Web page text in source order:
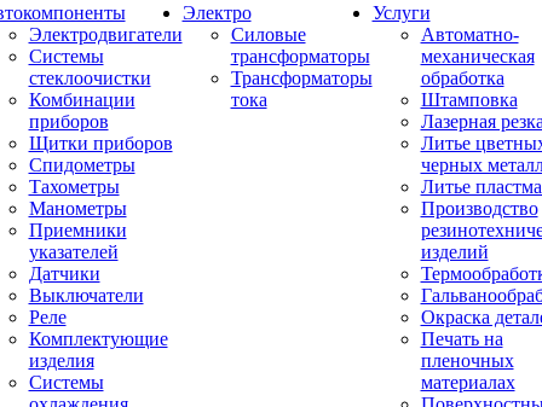
Электродвигатели
Системы
стеклоочистки
Комбинации
приборов
Щитки приборов
Спидометры
Тахометры
Манометры
Приемники
указателей
Датчики
Выключатели
Реле
Комплектующие
изделия
Системы
Электро
Силовые
трансформаторы
Трансформаторы
тока
Услуги
Автоматно-
механическая
обработка
Штамповка
Лазерная
Литье
черных
Литье
Производство
изделий
Окраска
Печать на
пленочных
материалах